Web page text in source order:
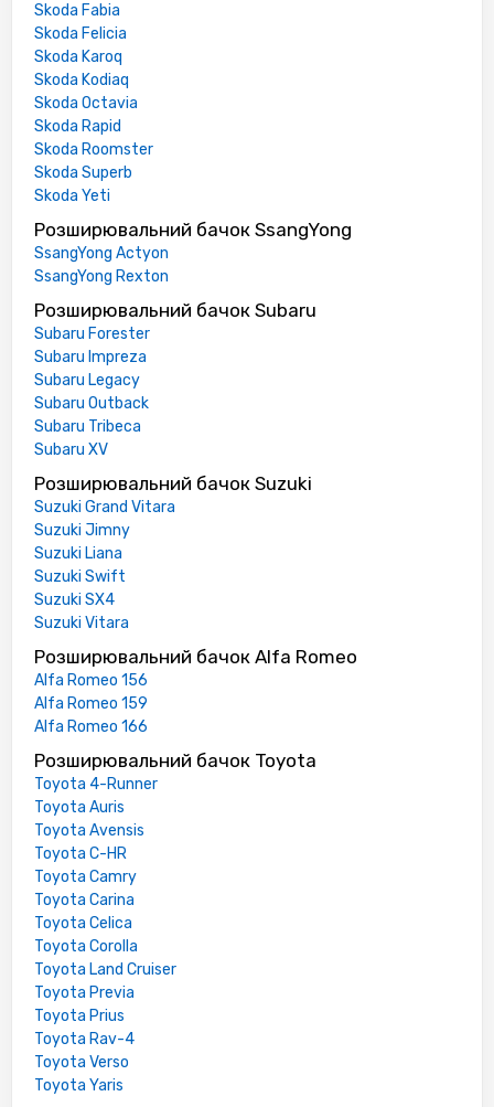
Skoda Fabia
Skoda Felicia
Skoda Karoq
Skoda Kodiaq
Skoda Octavia
Skoda Rapid
Skoda Roomster
Skoda Superb
Skoda Yeti
Розширювальний бачок SsangYong
SsangYong Actyon
SsangYong Rexton
Розширювальний бачок Subaru
Subaru Forester
Subaru Impreza
Subaru Legacy
Subaru Outback
Subaru Tribeca
Subaru XV
Розширювальний бачок Suzuki
Suzuki Grand Vitara
Suzuki Jimny
Suzuki Liana
Suzuki Swift
Suzuki SX4
Suzuki Vitara
Розширювальний бачок Alfa Romeo
Alfa Romeo 156
Alfa Romeo 159
Alfa Romeo 166
Розширювальний бачок Toyota
Toyota 4-Runner
Toyota Auris
Toyota Avensis
Toyota C-HR
Toyota Camry
Toyota Carina
Toyota Celica
Toyota Corolla
Toyota Land Cruiser
Toyota Previa
Toyota Prius
Toyota Rav-4
Toyota Verso
Toyota Yaris